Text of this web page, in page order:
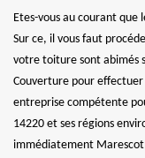
Etes-vous au courant que
Sur ce, il vous faut
votre toiture sont abimés
Couverture pour
entreprise compétente
14220 et ses régions
immédiatement Marescot